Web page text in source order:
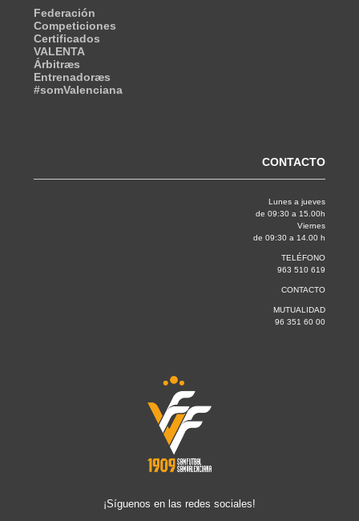
Federación
Competiciones
Certificados
VALENTA
Árbitræs
Entrenadoræs
#somValenciana
CONTACTO
Lunes a jueves
de 09:30 a 15.00h
Viernes
de 09:30 a 14.00 h
TELÉFONO
963 510 619
CONTACTO
MUTUALIDAD
96 351 60 00
¡Síguenos en las redes sociales!